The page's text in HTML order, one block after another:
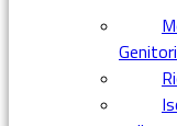
Genitori